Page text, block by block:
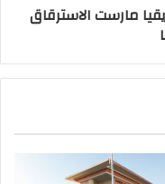
مارست الاسترقاق